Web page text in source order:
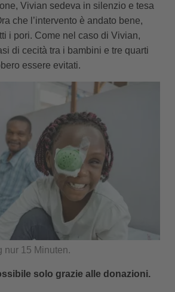
nur 15 Minuten.
Vivian sedeva in silenzio e tesa
che l’intervento è andato bene,
i pori. Come nel caso di Vivian,
di cecità tra i bambini e tre quarti
essere evitati.
solo grazie alle donazioni.